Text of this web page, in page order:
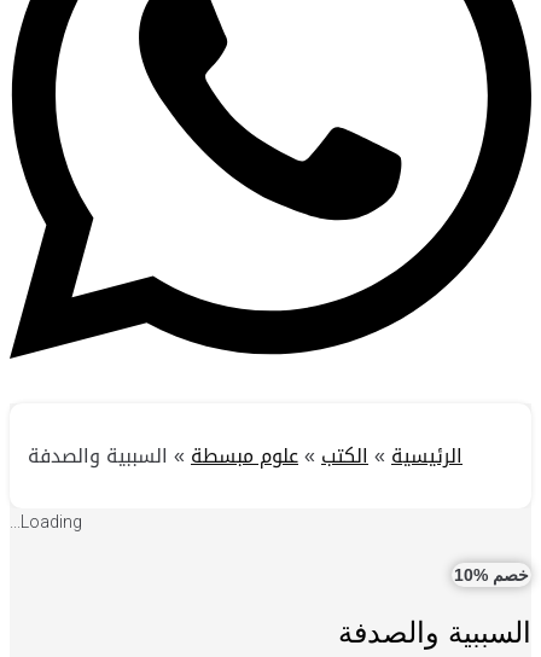
الرئيسية»الكتب»علوم مبسطة» السببية والصدفة
Loading...
خصم %10
السببية والصدفة